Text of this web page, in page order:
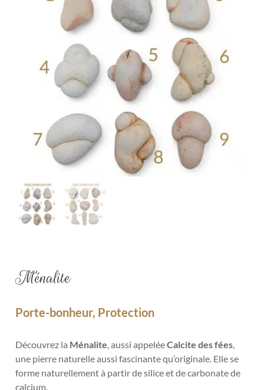
Ménalite
Porte-bonheur, Protection
Découvrez la Ménalite , aussi appeléeCalcite des fées
une pierre naturelle aussi fascinante qu’originale. Elle se
forme naturellement à partir de silice et de carbonate de
calcium.